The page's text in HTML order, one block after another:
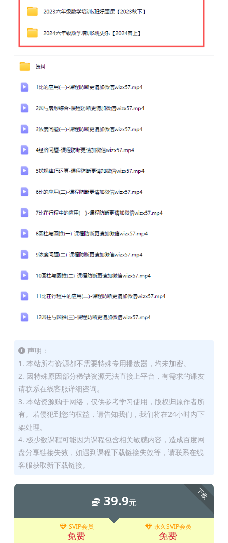
声明：
1. 本站所有资源都不需要特殊专用播放器，均未加密。
2. 因特殊原因部分稀缺资源无法直接上平台，有需求的课友
请联系在线客服详细咨询。
3. 本站资源购于网络，仅供参考学习使用，版权归原作者所
有。若侵犯到您的权益，请告知我们，我们将在24小时内下
架处理。
4. 极少数课程可能因为课程包含相关敏感内容，造成百度网
盘分享链接失效，如遇到课程下载链接失效等，请联系在线
客服获取新下载链接。
下载
39.9元
SVIP会员
免费
永久SVIP会员
免费